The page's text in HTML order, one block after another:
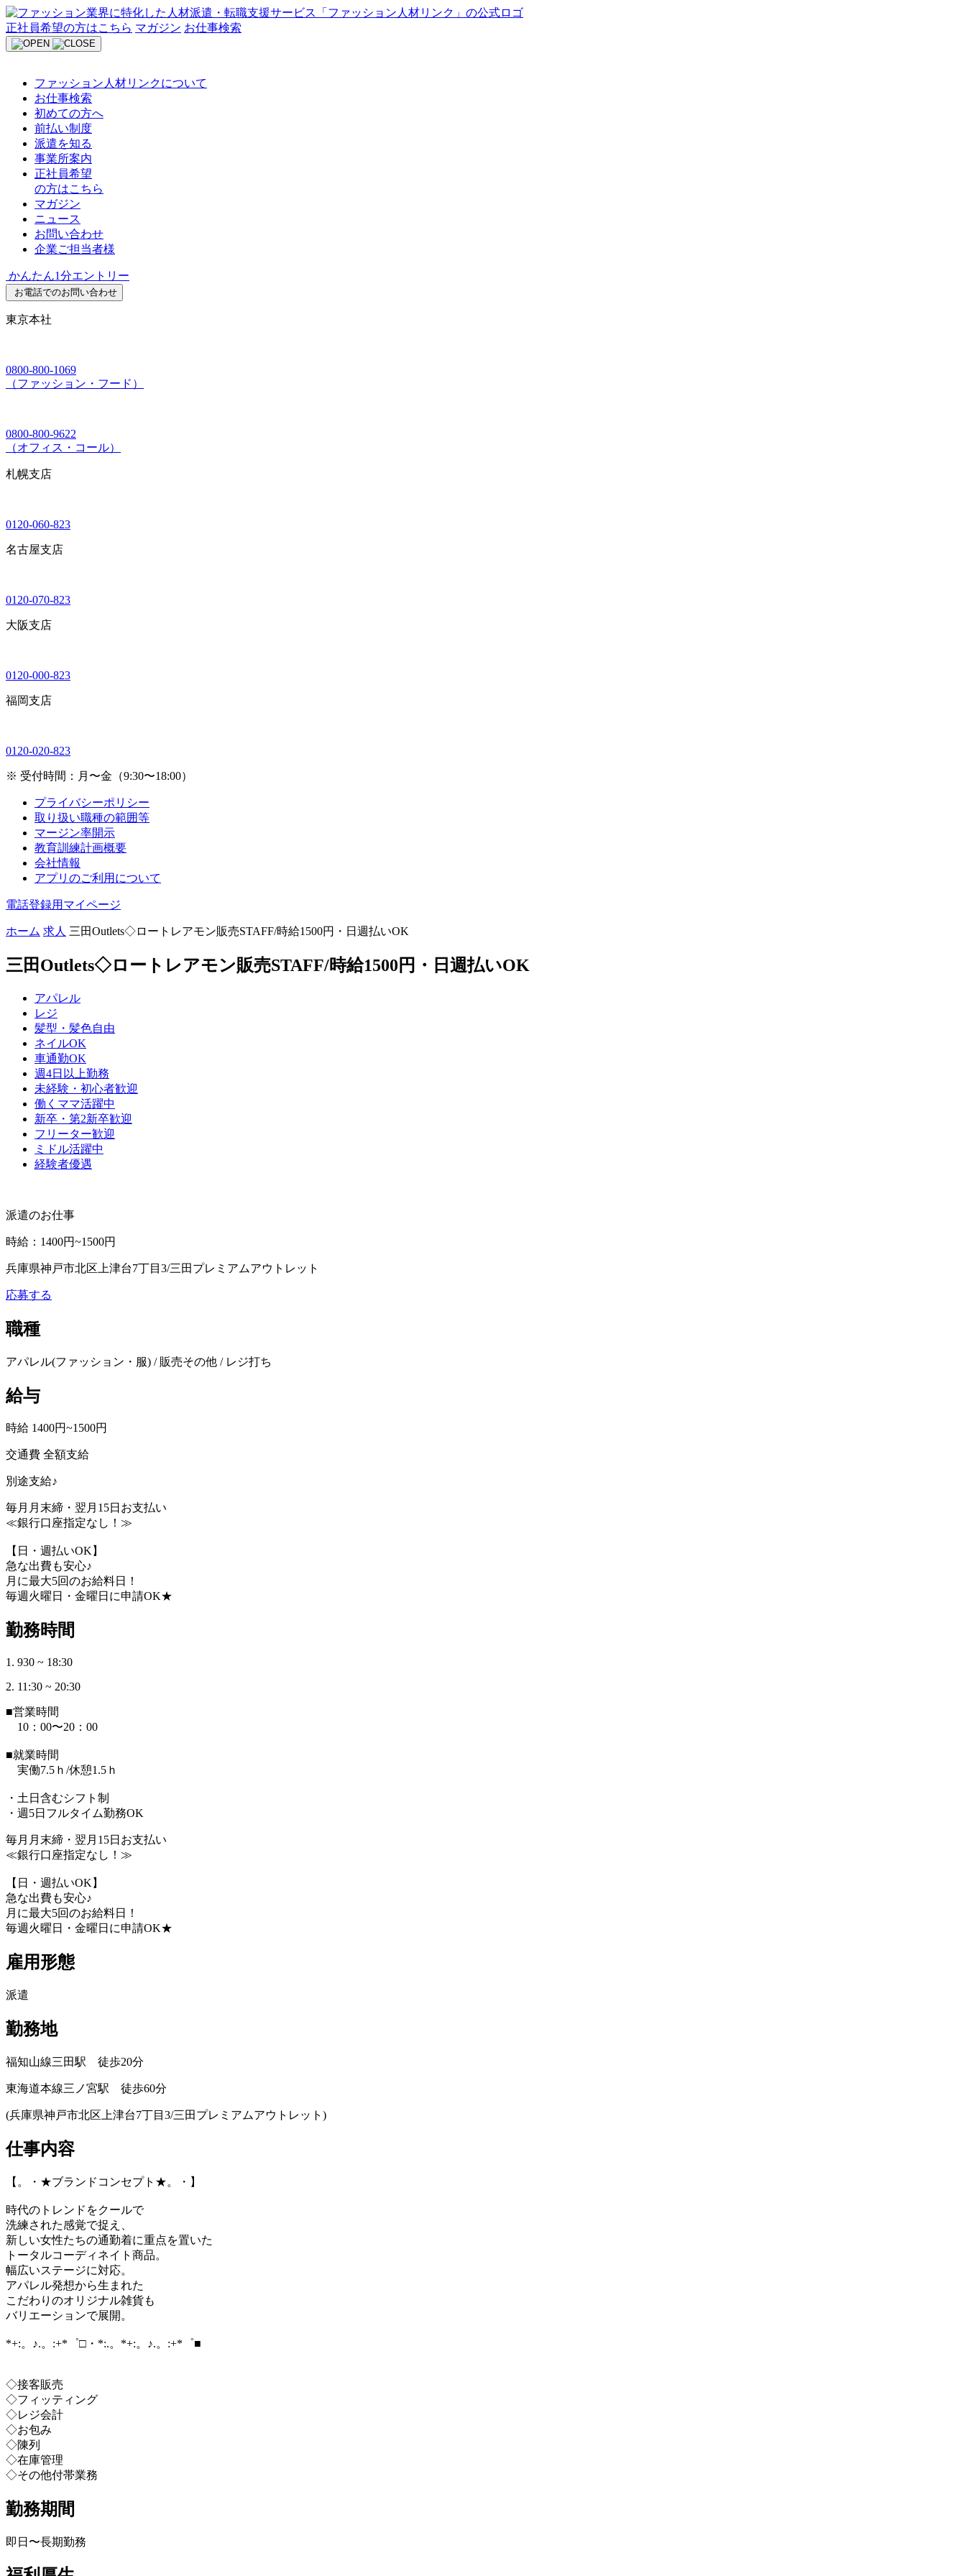
Skip
to
content
正社員希望の方はこちら マガジン お仕事検索
ファッション人材リンクについて
お仕事検索
初めての方へ
前払い制度
派遣を知る
事業所案内
正社員希望
の方はこちら
マガジン
ニュース
お問い合わせ
企業ご担当者様
かんたん1分エントリー
お電話でのお問い合わせ
東京本社
0800-800-1069
（ファッション・フード）
0800-800-9622
（オフィス・コール）
札幌支店
0120-060-823
名古屋支店
0120-070-823
大阪支店
0120-000-823
福岡支店
0120-020-823
※ 受付時間：月〜金（9:30〜18:00）
プライバシーポリシー
取り扱い職種の範囲等
マージン率開示
教育訓練計画概要
会社情報
アプリのご利用について
電話登録用マイページ
ホーム 求人 三田Outlets◇ロートレアモン販売STAFF/時給1500円・日週払いOK
三田Outlets◇ロートレアモン販売STAFF/時給1500円・日週払いOK
アパレル
レジ
髪型・髪色自由
ネイルOK
車通勤OK
週4日以上勤務
未経験・初心者歓迎
働くママ活躍中
新卒・第2新卒歓迎
フリーター歓迎
ミドル活躍中
経験者優遇
派遣のお仕事
時給 ： 1400円~1500円
兵庫県神戸市北区上津台7丁目3/三田プレミアムアウトレット
応募する
職種
アパレル(ファッション・服) / 販売その他 / レジ打ち
給与
時給 1400円~1500円
交通費 全額支給
別途支給♪
毎月月末締・翌月15日お支払い
≪銀行口座指定なし！≫
【日・週払いOK】
急な出費も安心♪
月に最大5回のお給料日！
毎週火曜日・金曜日に申請OK★
勤務時間
1. 930 ~ 18:30
2. 11:30 ~ 20:30
■営業時間
10：00〜20：00
■就業時間
実働7.5ｈ/休憩1.5ｈ
・土日含むシフト制
・週5日フルタイム勤務OK
毎月月末締・翌月15日お支払い
≪銀行口座指定なし！≫
【日・週払いOK】
急な出費も安心♪
月に最大5回のお給料日！
毎週火曜日・金曜日に申請OK★
雇用形態
派遣
勤務地
福知山線三田駅 徒歩20分
東海道本線三ノ宮駅 徒歩60分
(兵庫県神戸市北区上津台7丁目3/三田プレミアムアウトレット)
仕事内容
【。・★ブランドコンセプト★。・】
時代のトレンドをクールで
洗練された感覚で捉え、
新しい女性たちの通勤着に重点を置いた
トータルコーディネイト商品。
幅広いステージに対応。
アパレル発想から生まれた
こだわりのオリジナル雑貨も
バリエーションで展開。
*+:。♪.。:+*゜□・*:.。*+:。♪.。:+*゜■
◇接客販売
◇フィッティング
◇レジ会計
◇お包み
◇陳列
◇在庫管理
◇その他付帯業務
勤務期間
即日〜長期勤務